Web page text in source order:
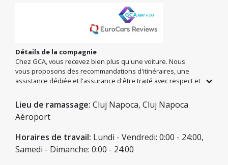
Détails de la compagnie
Chez GCA, vous recevez bien plus qu'une voiture. Nous
vous proposons des recommandations d'itinéraires, une
assistance dédiée et l'assurance d'être traité avec respect et
développée grâce à la qualité de ses services, en mettant
l'accent sur la modernité de notre flotte et l'optimisation de
votre temps. Retrouvez-nous au Centre-ville et à l'Aéroport
Lieu de ramassage: Cluj Napoca, Cluj Napoca
Aéroport
Horaires de travail: Lundi - Vendredi: 0:00 - 24:00,
Samedi - Dimanche: 0:00 - 24:00